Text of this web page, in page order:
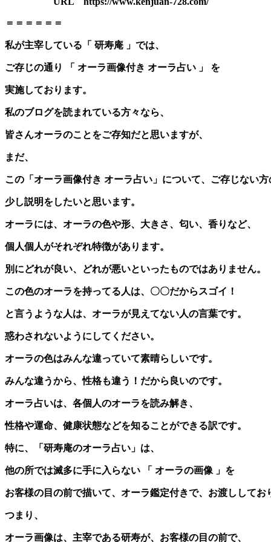
＝＝＝＝＝＝
私が主宰している「 研寿庵 」では、
ご存じの通り 「 オーラ画像付き オーラ占い 」 を
実施しております。
私のブログを読まれている方々なら、
皆さんオーラのことをご存知だと思いますが、
まだ、
この「オーラ画像付き オーラ占い」について、ご存じない
少し説明をしたいと思います。
オーラには、オーラの色や形、大きさ、匂い、香りなど、
個人個人がそれぞれ特徴があります。
別にどれが良い、どれが悪いといったものではありません。
この色のオーラを持ってる人は、〇〇だからスゴイ！
と言うような人は、オーラが見えてない人の言葉です。
惑わされないようにしてください。
オーラの色はみんな違っていて素晴らしいです。
みんな違うから、性格も違う！だから良いのです。
オーラ占いは、各個人のオーラを読み解き、
性格や運命、健康状態などを知ることができる訳です。
特に、「研寿庵のオーラ占い」は、
他の所では滅多に手に入らない 「 オーラの画像 」を
お客様の目の前で描いて、オーラ鑑定付きで、お渡ししてお
つまり、
オーラ画像は、主宰である研寿が、お客様の目の前で、